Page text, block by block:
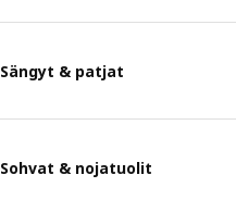
Sängyt & patjat
Sohvat & nojatuolit